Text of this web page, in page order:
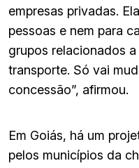
empresas privadas.
pessoas e nem para
grupos relacionados
transporte. Só vai
concessão”, afirmou.
Em Goiás, há um
pelos municípios da